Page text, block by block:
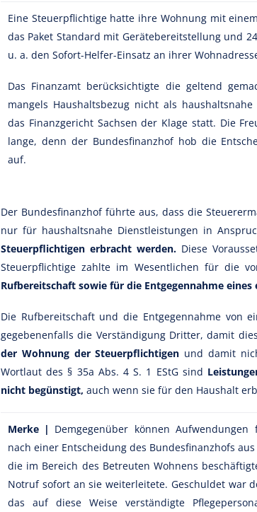
Eine Steuerpflichtige hatte ihre Wohnung mit
das Paket Standard mit Gerätebereitstellung und
u. a. den Sofort-Helfer-Einsatz an ihrer
Das Finanzamt berücksichtigte die geltend
mangels Haushaltsbezug nicht als
das Finanzgericht Sachsen der Klage statt. Die
lange, denn der Bundesfinanzhof hob die
auf.
Der Bundesfinanzhof führte aus, dass die
nur für haushaltsnahe Dienstleistungen in
Steuerpflichtigen erbracht werden. Diese
Steuerpflichtige zahlte im Wesentlichen für die
Rufbereitschaft sowie für die Entgegennahme
Die Rufbereitschaft und die Entgegennahme von
gegebenenfalls die Verständigung Dritter, damit
der Wohnung der Steuerpflichtigen und damit
Wortlaut des § 35a Abs. 4 S. 1 EStG sind
nicht begünstigt, auch wenn sie für den Haushalt
Merke | Demgegenüber können
nach einer Entscheidung des Bundesfinanzhofs
die im Bereich des Betreuten Wohnens
Notruf sofort an sie weiterleitete. Geschuldet war
das auf diese Weise verständigte